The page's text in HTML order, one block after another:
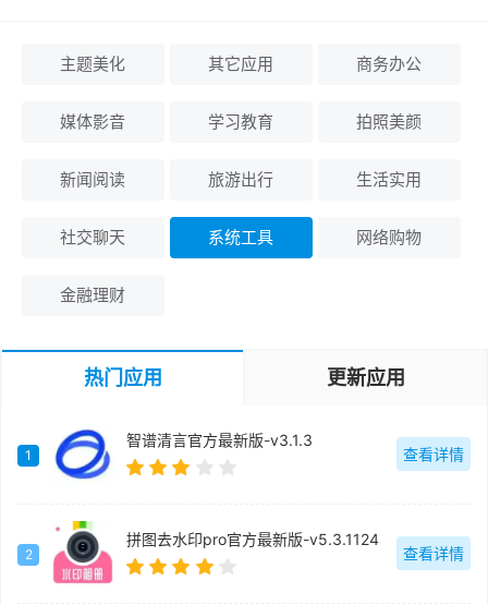
主题美化 其它应用 商务办公
媒体影音 学习教育 拍照美颜
新闻阅读 旅游出行 生活实用
社交聊天 系统工具 网络购物
金融理财
热门应用 更新应用
1
智谱清言官方最新版-v3.1.3
查看详情
2
拼图去水印pro官方最新版-v5.3.1124
查看详情